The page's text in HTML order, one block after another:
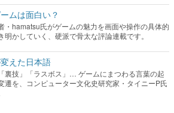
えた日本語
裏技」「ラスボス」… ゲームにまつわる言葉の起
遷を、コンピューター文化史研究家・タイニーP氏